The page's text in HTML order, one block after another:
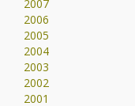
2007
2006
2005
2004
2003
2002
2001